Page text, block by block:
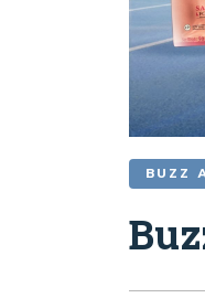
BUZZ